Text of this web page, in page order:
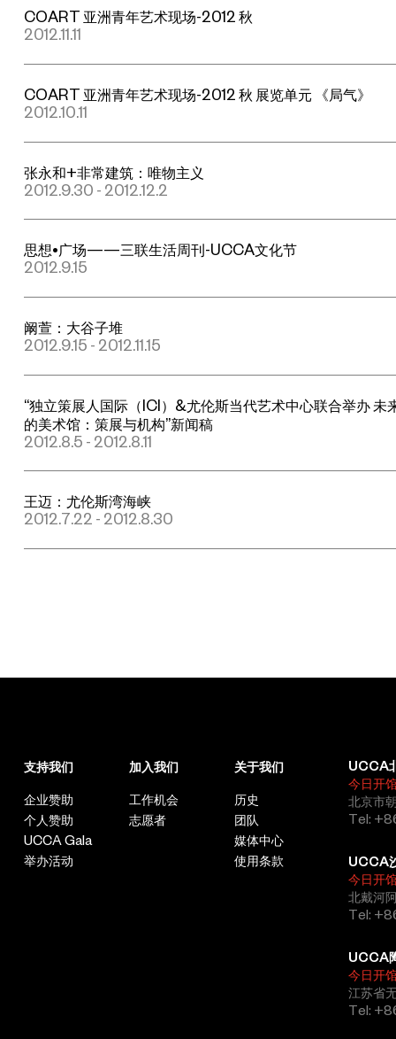
COART 亚洲青年艺术现场-2012 秋
2012.11.11
COART 亚洲青年艺术现场-2012 秋 展览单元 《局气》
2012.10.11
张永和+非常建筑：唯物主义
2012.9.30 - 2012.12.2
思想•广场——三联生活周刊-UCCA文化节
2012.9.15
阚萱：大谷子堆
2012.9.15 - 2012.11.15
“独立策展人国际（ICI）&尤伦斯当代艺术中心联合举办 未
的美术馆：策展与机构”新闻稿
2012.8.5 - 2012.8.11
王迈：尤伦斯湾海峡
2012.7.22 - 2012.8.30
支持我们
企业赞助
个人赞助
UCCA Gala
举办活动
加入我们
工作机会
志愿者
关于我们
历史
团队
媒体中心
使用条款
UCCA
今日开
北京市
Tel:
UCCA
今日开
北戴河
Tel:
UCCA
今日开
江苏省
Tel: